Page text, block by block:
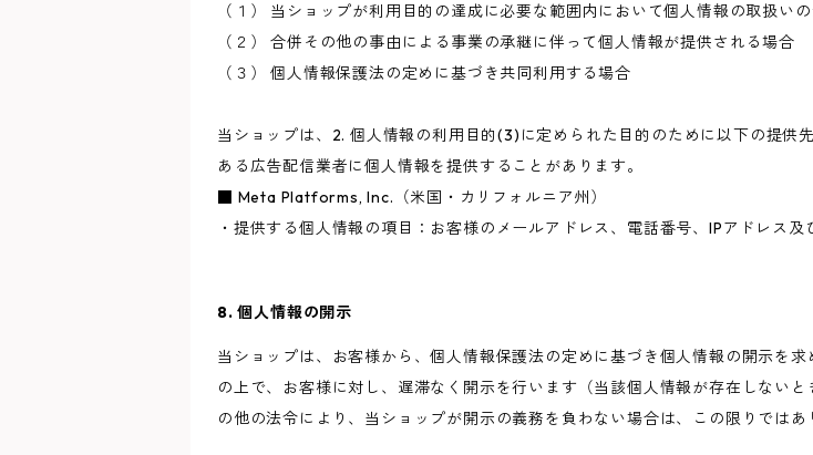
（１） 当ショップが利用目的の達成に必要な範囲内において個人情報の取扱
（２） 合併その他の事由による事業の承継に伴って個人情報が提供される場合
（３） 個人情報保護法の定めに基づき共同利用する場合
当ショップは、2. 個人情報の利用目的(3)に定められた目的のために以下の提供
ある広告配信業者に個人情報を提供することがあります。
■ Meta Platforms, Inc.（米国・カリフォルニア州）
・提供する個人情報の項目：お客様のメールアドレス、電話番号、IPアドレス
8. 個人情報の開示
当ショップは、お客様から、個人情報保護法の定めに基づき個人情報の開示を
の上で、お客様に対し、遅滞なく開示を行います（当該個人情報が存在しない
の他の法令により、当ショップが開示の義務を負わない場合は、この限りではあ